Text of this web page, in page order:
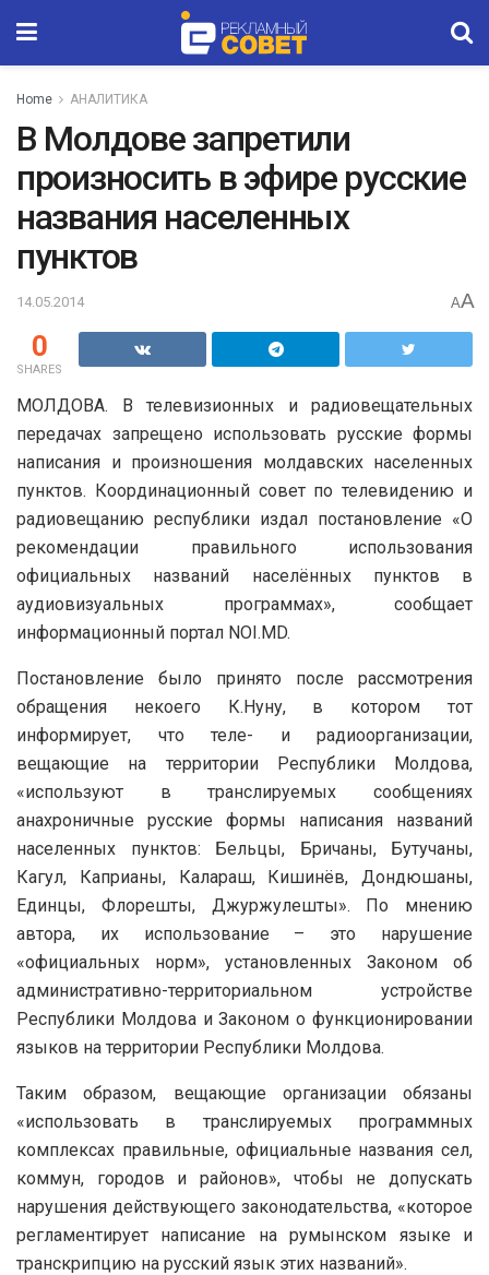
Home АНАЛИТИКА
В Молдове запретили
произносить в эфире русские
названия населенных
пунктов
14.05.2014 AA
0
SHARES
МОЛДОВА. В телевизионных и радиовещательных
передачах запрещено использовать русские формы
написания и произношения молдавских населенных
пунктов. Координационный совет по телевидению и
радиовещанию республики издал постановление «О
рекомендации правильного использования
официальных названий населённых пунктов в
аудиовизуальных программах», сообщает
информационный портал NOI.MD.
Постановление было принято после рассмотрения
обращения некоего К.Нуну, в котором тот
информирует, что теле- и радиоорганизации,
вещающие на территории Республики Молдова,
«используют в транслируемых сообщениях
анахроничные русские формы написания названий
населенных пунктов: Бельцы, Бричаны, Бутучаны,
Кагул, Каприаны, Калараш, Кишинёв, Дондюшаны,
Единцы, Флорешты, Джуржулешты». По мнению
автора, их использование – это нарушение
«официальных норм», установленных Законом об
административно-территориальном устройстве
Республики Молдова и Законом о функционировании
языков на территории Республики Молдова.
Таким образом, вещающие организации обязаны
«использовать в транслируемых программных
комплексах правильные, официальные названия сел,
коммун, городов и районов», чтобы не допускать
нарушения действующего законодательства, «которое
регламентирует написание на румынском языке и
транскрипцию на русский язык этих названий».